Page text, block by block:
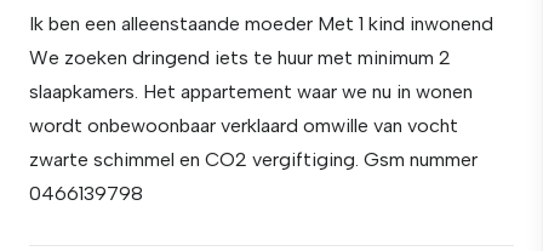
Ik ben een alleenstaande moeder Met 1 kind inwonend
We zoeken dringend iets te huur met minimum 2
slaapkamers. Het appartement waar we nu in wonen
wordt onbewoonbaar verklaard omwille van vocht
zwarte schimmel en CO2 vergiftiging. Gsm nummer
0466139798